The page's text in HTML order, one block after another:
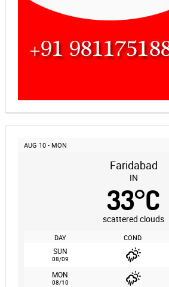
AUG 10 - MON
Faridabad
IN
33°C
scattered clouds
DAY COND.
SUN
08/09
MON
08/10